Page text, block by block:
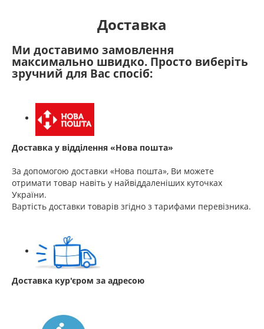
Доставка
Ми доставимо замовлення
максимально швидко. Просто виберіть
зручний для Вас спосіб:
Доставка у відділення «Нова пошта»
За допомогою доставки «Нова пошта», Ви можете
отримати товар навіть у найвіддаленіших куточках
України.
Вартість доставки товарів згідно з тарифами перевізника.
Доставка кур'єром за адресою